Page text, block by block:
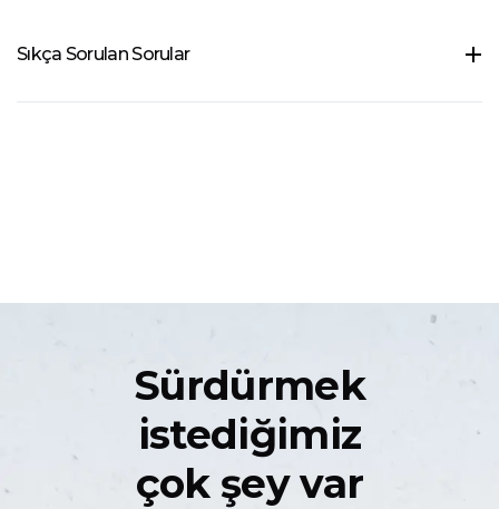
Sıkça Sorulan Sorular
Sürdürmek
istediğimiz
çok şey var